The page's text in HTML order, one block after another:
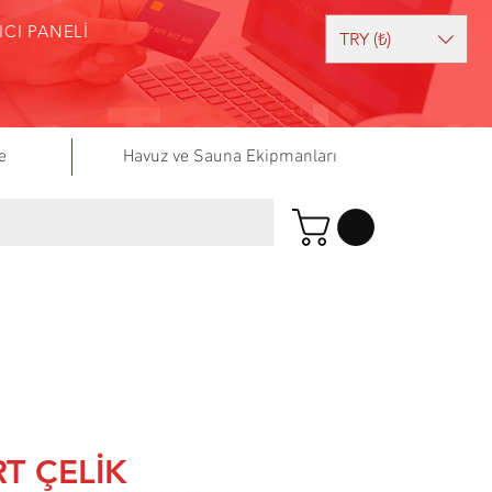
PANELİ TRY (₺)
Havuz ve Sauna Ekipmanları
ÇELİK